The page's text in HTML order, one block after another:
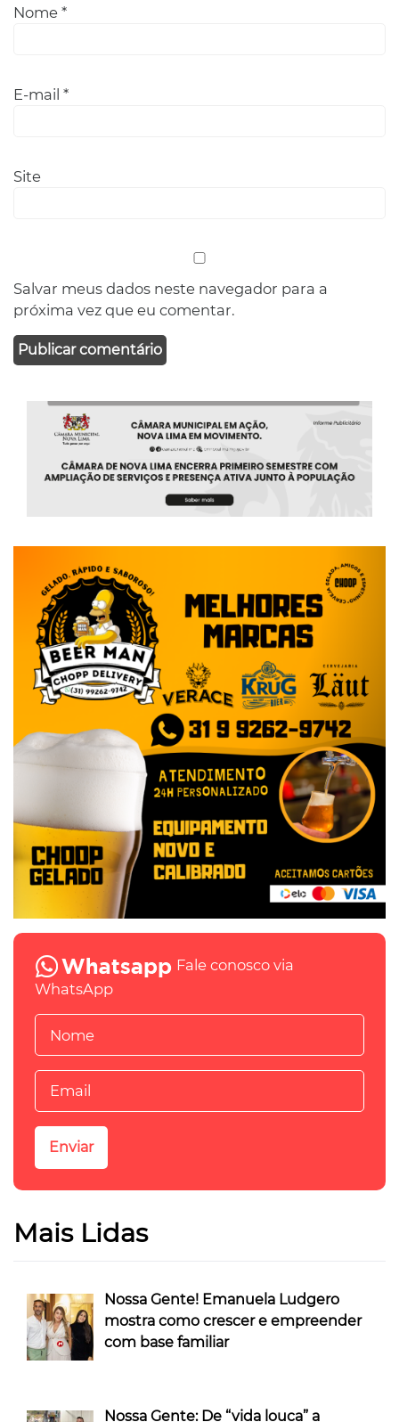
Nome *
E-mail *
Site
Salvar meus dados neste navegador para a
próxima vez que eu comentar.
Fale conosco via
WhatsApp
Mais Lidas
Nossa Gente! Emanuela Ludgero
mostra como crescer e empreender
com base familiar
Nossa Gente: De “vida louca” a